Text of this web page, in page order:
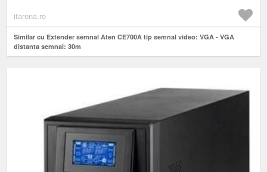
itarena.ro
Similar cu Extender semnal Aten CE700A tip semnal video: VGA - VGA
distanta semnal: 30m